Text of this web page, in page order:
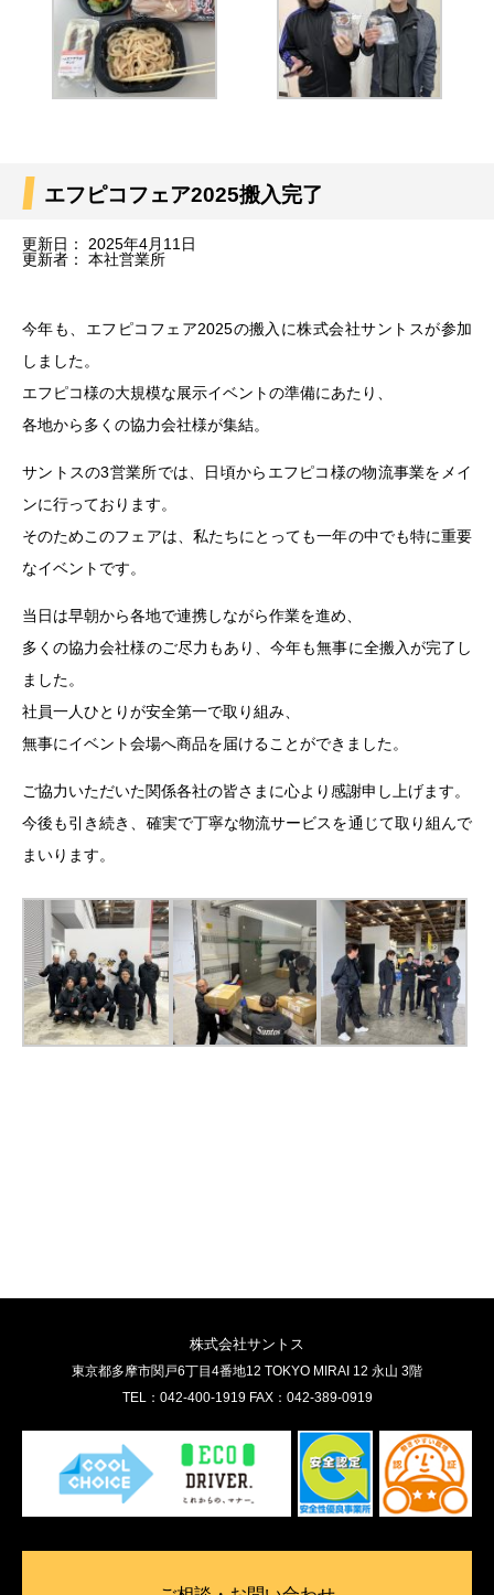
エフピコフェア2025搬入完了
更新日：
2025年4月11日
更新者：
本社営業所
今年も、エフピコフェア2025の搬入に株式会社サントスが参加
しました。
エフピコ様の大規模な展示イベントの準備にあたり、
各地から多くの協力会社様が集結。
サントスの3営業所では、日頃からエフピコ様の物流事業をメイ
ンに行っております。
そのためこのフェアは、私たちにとっても一年の中でも特に重要
なイベントです。
当日は早朝から各地で連携しながら作業を進め、
多くの協力会社様のご尽力もあり、今年も無事に全搬入が完了し
ました。
社員一人ひとりが安全第一で取り組み、
無事にイベント会場へ商品を届けることができました。
ご協力いただいた関係各社の皆さまに心より感謝申し上げます。
今後も引き続き、確実で丁寧な物流サービスを通じて取り組んで
まいります。
株式会社サントス
東京都多摩市関戸6丁目4番地12 TOKYO MIRAI 12 永山 3階
TEL：042-400-1919 FAX：042-389-0919